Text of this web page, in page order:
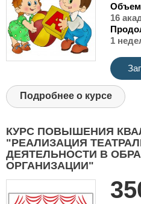
Объем
16
1
Подробнее о курсе
КУРС ПОВЫШЕНИЯ
"РЕАЛИЗАЦИЯ
ДЕЯТЕЛЬНОСТИ В
ОРГАНИЗАЦИИ"